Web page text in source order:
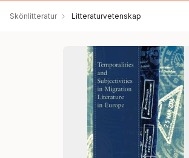
Skönlitteratur Litteraturvetenskap